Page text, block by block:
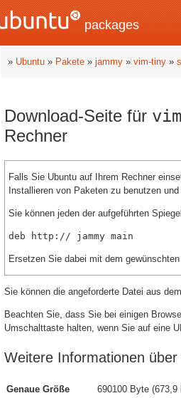
packages
» Ubuntu » Pakete » jammy » vim-tiny »
Download-Seite für
Rechner
Falls Sie Ubuntu auf Ihrem Rechner
Installieren von Paketen zu benutzen
Sie können jeden der aufgeführten
deb http://
Ersetzen Sie dabei mit dem gewünschten
Sie können die angeforderte Datei aus dem
Beachten Sie, dass Sie bei einigen
Umschalttaste halten, wenn Sie auf eine
Weitere Informationen über
Genaue Größe
690100 Byte (673,9